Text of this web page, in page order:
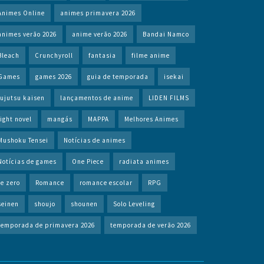
Online animes primavera 2026
verão 2026 anime verão 2026 Bandai Namco
Crunchyroll fantasia filme anime
games 2026 guia de temporada isekai
kaisen lançamentos de anime LIDEN FILMS
novel mangás MAPPA Melhores Animes
Tensei Notícias de animes
de games One Piece radiata animes
zero Romance romance escolar RPG
shoujo shounen Solo Leveling
de primavera 2026 temporada de verão 2026